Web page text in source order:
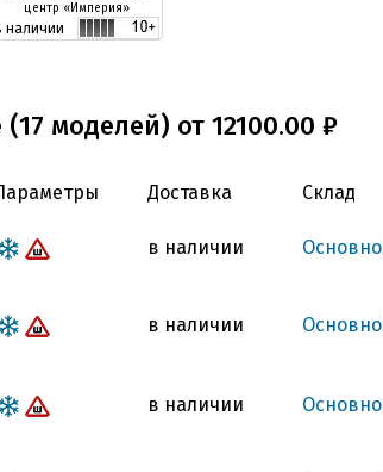
центр «Империя»
наличии
моделей) от 12100.00 ₽
Доставка Склад
в наличии
в наличии
в наличии